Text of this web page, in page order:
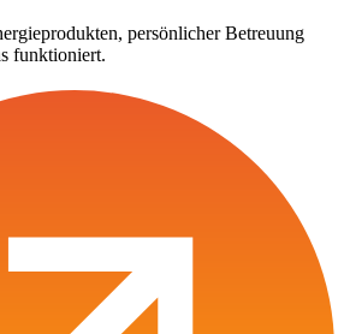
persönlicher Betreuung
funktioniert.